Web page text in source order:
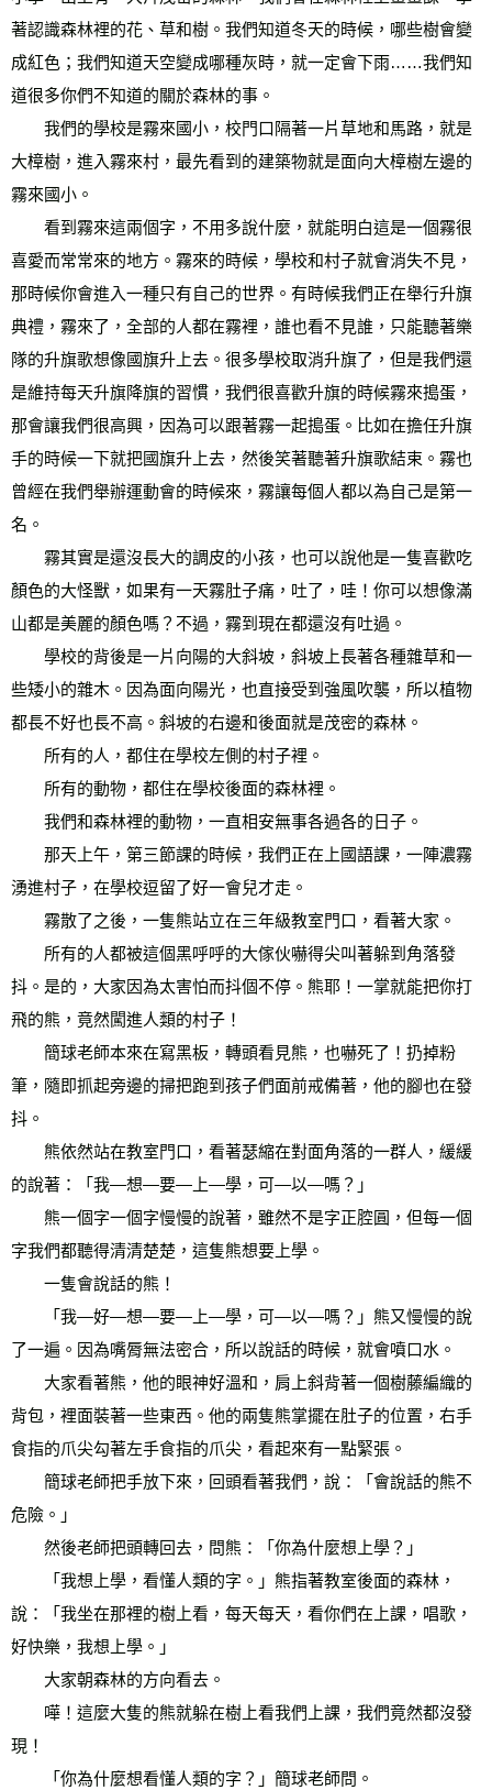
著認識森林裡的花、草和樹。我們知道冬天的時候，哪些樹會變
成紅色；我們知道天空變成哪種灰時，就一定會下雨……我們知
道很多你們不知道的關於森林的事。
我們的學校是霧來國小，校門口隔著一片草地和馬路，就是
大樟樹，進入霧來村，最先看到的建築物就是面向大樟樹左邊的
霧來國小。
看到霧來這兩個字，不用多說什麼，就能明白這是一個霧很
喜愛而常常來的地方。霧來的時候，學校和村子就會消失不見，
那時候你會進入一種只有自己的世界。有時候我們正在舉行升旗
典禮，霧來了，全部的人都在霧裡，誰也看不見誰，只能聽著樂
隊的升旗歌想像國旗升上去。很多學校取消升旗了，但是我們還
是維持每天升旗降旗的習慣，我們很喜歡升旗的時候霧來搗蛋，
那會讓我們很高興，因為可以跟著霧一起搗蛋。比如在擔任升旗
手的時候一下就把國旗升上去，然後笑著聽著升旗歌結束。霧也
曾經在我們舉辦運動會的時候來，霧讓每個人都以為自己是第一
名。
霧其實是還沒長大的調皮的小孩，也可以說他是一隻喜歡吃
顏色的大怪獸，如果有一天霧肚子痛，吐了，哇！你可以想像滿
山都是美麗的顏色嗎？不過，霧到現在都還沒有吐過。
學校的背後是一片向陽的大斜坡，斜坡上長著各種雜草和一
些矮小的雜木。因為面向陽光，也直接受到強風吹襲，所以植物
都長不好也長不高。斜坡的右邊和後面就是茂密的森林。
所有的人，都住在學校左側的村子裡。
所有的動物，都住在學校後面的森林裡。
我們和森林裡的動物，一直相安無事各過各的日子。
那天上午，第三節課的時候，我們正在上國語課，一陣濃霧
湧進村子，在學校逗留了好一會兒才走。
霧散了之後，一隻熊站立在三年級教室門口，看著大家。
所有的人都被這個黑呼呼的大傢伙嚇得尖叫著躲到角落發
抖。是的，大家因為太害怕而抖個不停。熊耶！一掌就能把你打
飛的熊，竟然闖進人類的村子！
簡球老師本來在寫黑板，轉頭看見熊，也嚇死了！扔掉粉
筆，隨即抓起旁邊的掃把跑到孩子們面前戒備著，他的腳也在發
抖。
熊依然站在教室門口，看著瑟縮在對面角落的一群人，緩緩
的說著：「我—想—要—上—學，可—以—嗎？」
熊一個字一個字慢慢的說著，雖然不是字正腔圓，但每一個
字我們都聽得清清楚楚，這隻熊想要上學。
一隻會說話的熊！
「我—好—想—要—上—學，可—以—嗎？」熊又慢慢的說
了一遍。因為嘴脣無法密合，所以說話的時候，就會噴口水。
大家看著熊，他的眼神好溫和，肩上斜背著一個樹藤編織的
背包，裡面裝著一些東西。他的兩隻熊掌擺在肚子的位置，右手
食指的爪尖勾著左手食指的爪尖，看起來有一點緊張。
簡球老師把手放下來，回頭看著我們，說：「會說話的熊不
危險。」
然後老師把頭轉回去，問熊：「你為什麼想上學？」
「我想上學，看懂人類的字。」熊指著教室後面的森林，
說：「我坐在那裡的樹上看，每天每天，看你們在上課，唱歌，
好快樂，我想上學。」
大家朝森林的方向看去。
嘩！這麼大隻的熊就躲在樹上看我們上課，我們竟然都沒發
現！
「你為什麼想看懂人類的字？」簡球老師問。